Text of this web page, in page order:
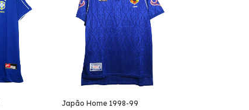
Japão Home 1998-99